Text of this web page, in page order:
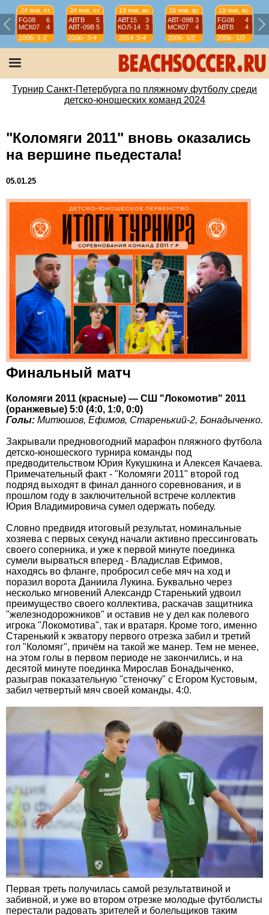
24 янв, пт
FG08
6
МСК07
4
2006-
07
1-2
24 янв, пт
АВТВ
5
АВТ-09B 5
2006-
07
3-4
19 янв, вс
АВТ15
3
КОЛ-14
3
2014 3-4
19 янв, вс
АВТ-09B 3
МСК07
4
2006-
07
1/2
19 янв, вс
FG08
4
АВТВ
4
2006-
07
1/2
Турнир Санкт-Петербурга по пляжному футболу среди
детско-юношеских команд 2024
"Коломяги 2011" вновь оказались
на вершине пьедестала!
05.01.25
Финальный матч
Коломяги 2011 (красные) — СШ "Локомотив" 2011
(оранжевые) 5:0 (4:0, 1:0, 0:0)
Голы: Митюшов, Ефимов, Старенький-2, Бонадыченко.
Закрывали предновогодний марафон пляжного футбола
детско-юношеского турнира команды под
предводительством Юрия Кукушкина и Алексея Качаева.
Примечательный факт - "Коломяги 2011" второй год
подряд выходят в финал данного соревнования, и в
прошлом году в заключительной встрече коллектив
Юрия Владимировича сумел одержать победу.
Словно предвидя итоговый результат, номинальные
хозяева с первых секунд начали активно прессинговать
своего соперника, и уже к первой минуте поединка
сумели вырваться вперед - Владислав Ефимов,
находясь во фланге, пробросил себе мяч на ход и
поразил ворота Даниила Лукина. Буквально через
несколько мгновений Александр Старенький удвоил
преимущество своего коллектива, раскачав защитника
"железнодорожников" и оставив не у дел как полевого
игрока "Локомотива", так и вратаря. Кроме того, именно
Старенький к экватору первого отрезка забил и третий
гол "Коломяг", причём на такой же манер. Тем не менее,
на этом голы в первом периоде не закончились, и на
десятой минуте поединка Мирослав Бонадыченко,
разыграв показательную "стеночку" с Егором Кустовым,
забил четвертый мяч своей команды. 4:0.
Первая треть получилась самой результатвиной и
забивной, и уже во втором отрезке молодые футболисты
перестали радовать зрителей и болельщиков таким